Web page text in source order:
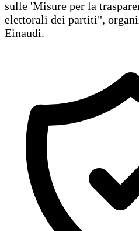
sulle 'Misure per la
elettorali dei partiti",
Einaudi.